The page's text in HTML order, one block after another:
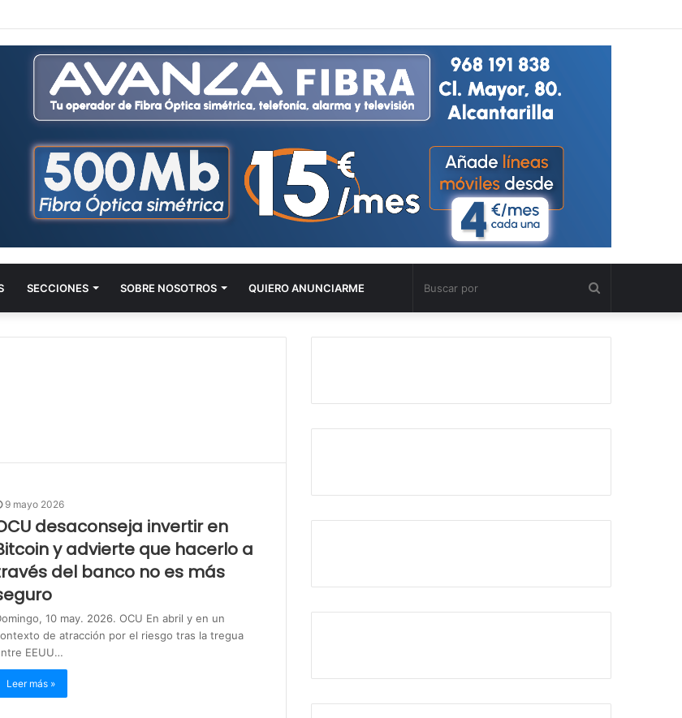
SECCIONES SOBRE NOSOTROS QUIERO ANUNCIARME
por
9 mayo 2026
desaconseja invertir en
y advierte que hacerlo a
del banco no es más
10 may. 2026. OCU En abril y en un
de atracción por el riesgo tras la tregua
EEUU…
Leer más »